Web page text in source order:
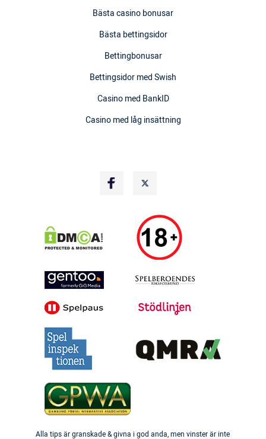
Bästa casino bonusar
Bästa bettingsidor
Bettingbonusar
Bettingsidor med Swish
Casino med BankID
Casino med låg insättning
Alla tips är granskade & givna i god anda, men vinster är inte